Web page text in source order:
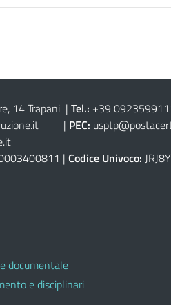
14 Trapani | Tel.: +39
| PEC:
| Codice Univoco:
documentale
e disciplinari